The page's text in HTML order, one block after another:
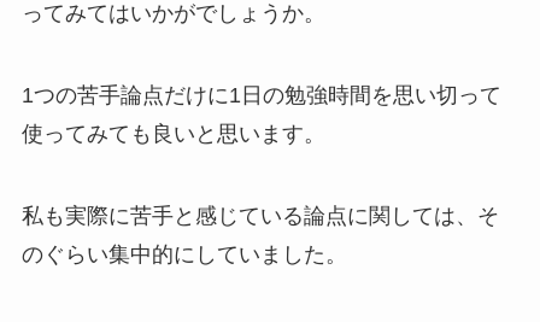
ってみてはいかがでしょうか。
1つの苦手論点だけに1日の勉強時間を思い切って
使ってみても良いと思います。
私も実際に苦手と感じている論点に関しては、そ
のぐらい集中的にしていました。